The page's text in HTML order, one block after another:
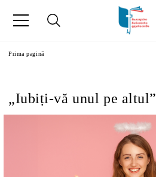
Prima pagină
„Iubiți-vă unul pe altul”